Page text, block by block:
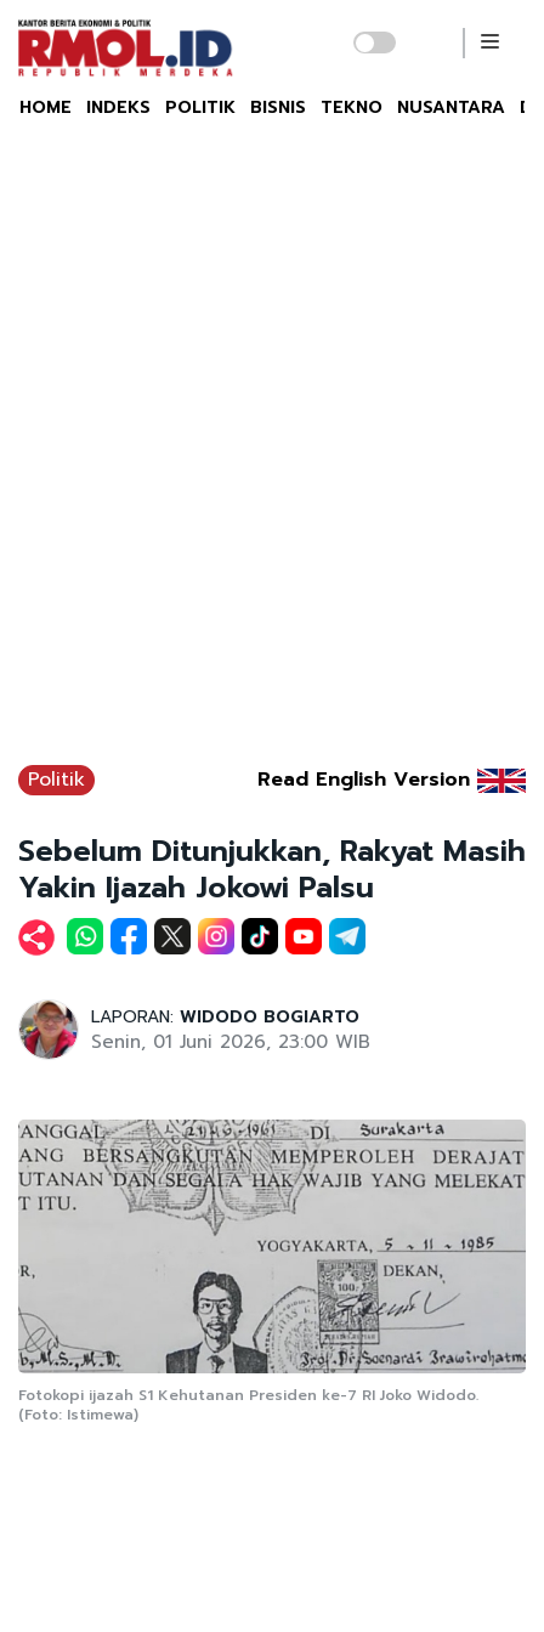
HOME INDEKS POLITIK BISNIS TEKNO NUSANTARA
Politik Read English Version
Sebelum Ditunjukkan, Rakyat Masih
Yakin Ijazah Jokowi Palsu
LAPORAN: WIDODO BOGIARTO
Senin, 01 Juni 2026, 23:00 WIB
Fotokopi ijazah S1 Kehutanan Presiden ke-7 RI Joko Widodo.
(Foto: Istimewa)